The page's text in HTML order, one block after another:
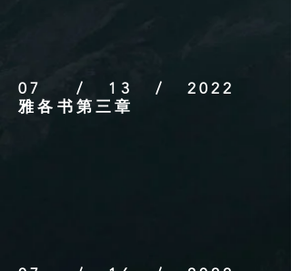
07 / 13 / 2022
雅各书第三章